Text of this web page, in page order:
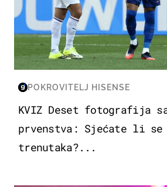
POKROVITELJ HISENSE
KVIZ Deset fotografija
prvenstva: Sjećate li se
trenutaka?...